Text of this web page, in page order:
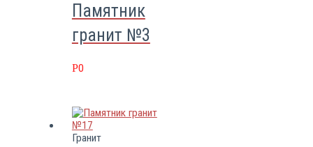
Памятник
гранит №3
Р0
Гранит